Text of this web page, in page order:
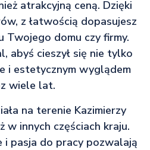
atrakcyjną ceną. Dzięki
z łatwością dopasujesz
Twojego domu czy firmy.
abyś cieszył się nie tylko
i estetycznym wyglądem
wiele lat.
na terenie Kazimierzy
w innych częściach kraju.
i pasja do pracy pozwalają